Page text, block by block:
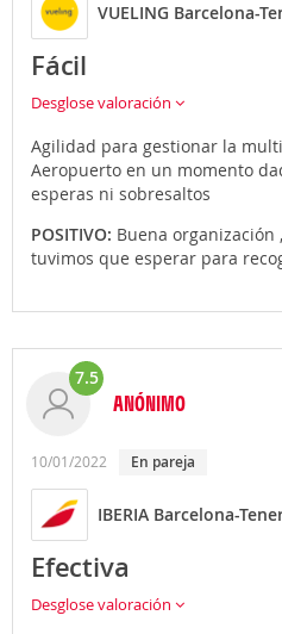
VUELING Barcelona-
Fácil
Desglose valoración
Agilidad para gestionar la
Aeropuerto en un momento
esperas ni sobresaltos
POSITIVO: Buena organización
tuvimos que esperar para
7.5
ANÓNIMO
10/01/2022 En pareja
IBERIA Barcelona-
Efectiva
Desglose valoración